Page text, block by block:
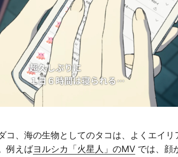
、海の生物としてのタコは、よくエイリ
例えばヨルシカ「火星人」のMV では、顔